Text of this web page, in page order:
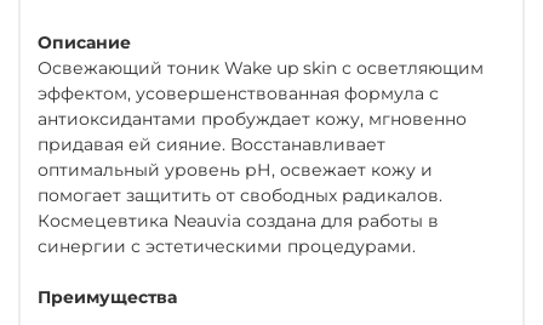
Описание
Освежающий тоник Wake up skin с осветляющим
эффектом, усовершенствованная формула с
антиоксидантами пробуждает кожу, мгновенно
придавая ей сияние. Восстанавливает
оптимальный уровень рН, освежает кожу и
помогает защитить от свободных радикалов.
Космецевтика Neauvia создана для работы в
синергии с эстетическими процедурами.
Преимущества